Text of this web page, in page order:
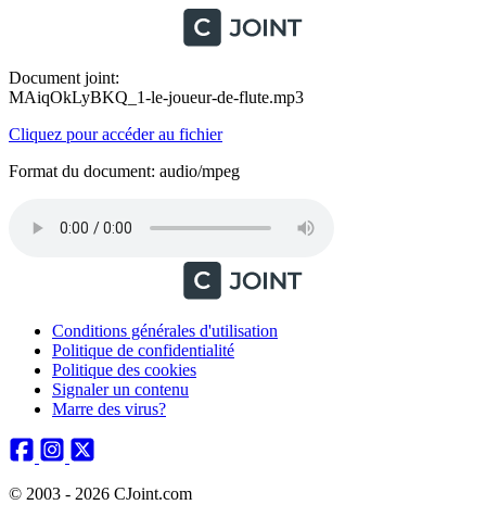
Document joint:
MAiqOkLyBKQ_1-le-joueur-de-flute.mp3
Cliquez pour accéder au fichier
Format du document: audio/mpeg
Conditions générales d'utilisation
Politique de confidentialité
Politique des cookies
Signaler un contenu
Marre des virus?
© 2003 - 2026 CJoint.com